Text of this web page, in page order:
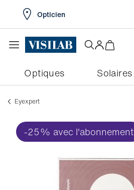
Opticien
Optiques Solaires
Eyexpert
-25% avec l'abonnement